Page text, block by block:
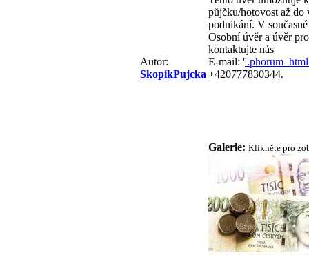
Autor:
SkopikPujcka
půjčku/hotovost až do
podnikání. V
Osobní úvěr a úvěr
kontaktujte nás
E-mail: '
+420777830344.
Galerie: Klikněte pro